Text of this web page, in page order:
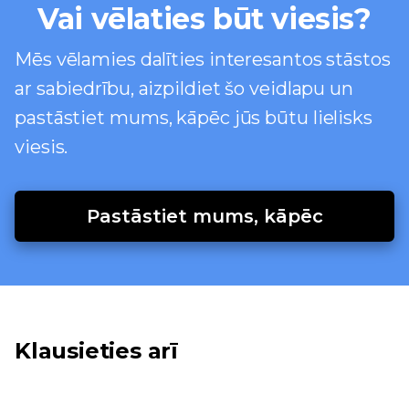
Vai vēlaties būt viesis?
Mēs vēlamies dalīties interesantos stāstos
ar sabiedrību, aizpildiet šo veidlapu un
pastāstiet mums, kāpēc jūs būtu lielisks
viesis.
Pastāstiet mums, kāpēc
Klausieties arī